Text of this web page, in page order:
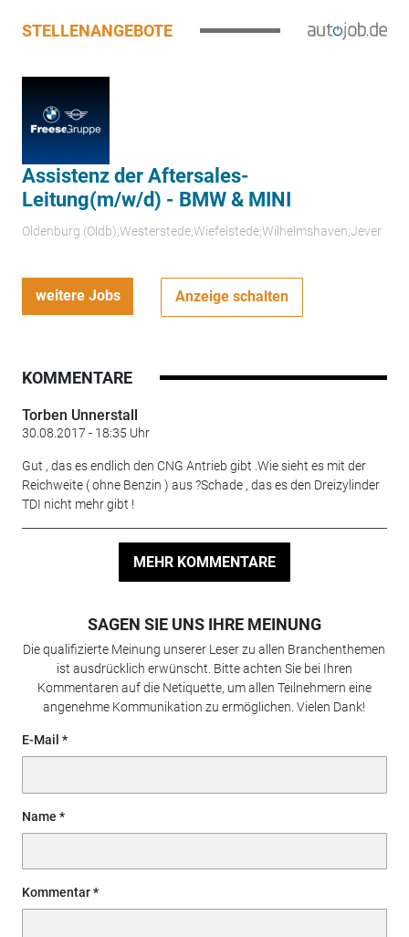
STELLENANGEBOTE
Assistenz der Aftersales-
Leitung(m/w/d) - BMW & MINI
Oldenburg (Oldb);Westerstede;Wiefelstede;Wilhelmshaven;Jever
weitere Jobs Anzeige schalten
KOMMENTARE
Torben Unnerstall
30.08.2017 - 18:35 Uhr
Gut , das es endlich den CNG Antrieb gibt .Wie sieht es mit der
Reichweite ( ohne Benzin ) aus ?Schade , das es den Dreizylinder
TDI nicht mehr gibt !
MEHR KOMMENTARE
SAGEN SIE UNS IHRE MEINUNG
Die qualifizierte Meinung unserer Leser zu allen Branchenthemen
ist ausdrücklich erwünscht. Bitte achten Sie bei Ihren
Kommentaren auf die Netiquette, um allen Teilnehmern eine
angenehme Kommunikation zu ermöglichen. Vielen Dank!
E-Mail
Name
Kommentar